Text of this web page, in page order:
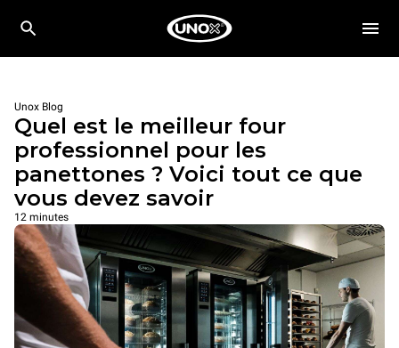
Unox Blog
Quel est le meilleur four
professionnel pour les
panettones ? Voici tout ce que
vous devez savoir
12 minutes